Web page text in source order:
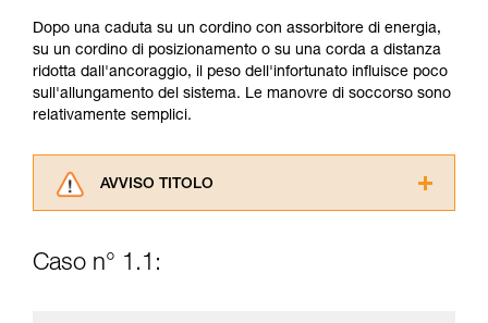
Dopo una caduta su un cordino con assorbitore di energia,
su un cordino di posizionamento o su una corda a distanza
ridotta dall'ancoraggio, il peso dell'infortunato influisce poco
sull'allungamento del sistema. Le manovre di soccorso sono
relativamente semplici.
AVVISO TITOLO
consultarlo. Dovete aver compreso le
Caso n° 1.1: